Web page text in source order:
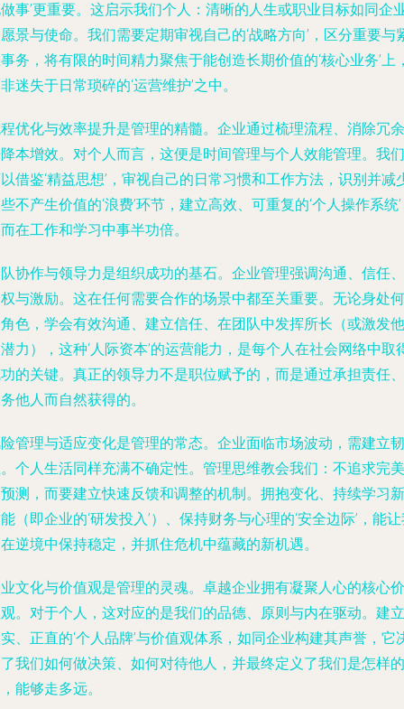
事’更重要。这启示我们个人：清晰的人生或职业目标如同企
景与使命。我们需要定期审视自己的‘战略方向’，区分重要与
务，将有限的时间精力聚焦于能创造长期价值的‘核心业务’上
迷失于日常琐碎的‘运营维护’之中。
优化与效率提升是管理的精髓。企业通过梳理流程、消除冗余
本增效。对个人而言，这便是时间管理与个人效能管理。我们
借鉴‘精益思想’，审视自己的日常习惯和工作方法，识别并减
不产生价值的‘浪费’环节，建立高效、可重复的‘个人操作系统
在工作和学习中事半功倍。
协作与领导力是组织成功的基石。企业管理强调沟通、信任、
与激励。这在任何需要合作的场景中都至关重要。无论身处何
色，学会有效沟通、建立信任、在团队中发挥所长（或激发他
力），这种‘人际资本’的运营能力，是每个人在社会网络中取
的关键。真正的领导力不是职位赋予的，而是通过承担责任、
他人而自然获得的。
管理与适应变化是管理的常态。企业面临市场波动，需建立韧
个人生活同样充满不确定性。管理思维教会我们：不追求完美
测，而要建立快速反馈和调整的机制。拥抱变化、持续学习新
（即企业的‘研发投入’）、保持财务与心理的‘安全边际’，能
逆境中保持稳定，并抓住危机中蕴藏的新机遇。
文化与价值观是管理的灵魂。卓越企业拥有凝聚人心的核心价
。对于个人，这对应的是我们的品德、原则与内在驱动。建立
、正直的‘个人品牌’与价值观体系，如同企业构建其声誉，它
我们如何做决策、如何对待他人，并最终定义了我们是怎样的
能够走多远。